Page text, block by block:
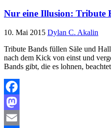
Nur eine Illusion: Tribute
10. Mai 2015 Dylan C. Akalin
Tribute Bands füllen Säle und
nach dem Kick von einst und
Bands gibt, die es lohnen,
Facebook
Mastodon